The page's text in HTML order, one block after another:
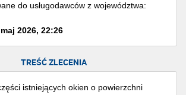
do usługodawców z województwa:
2026, 22:26
TREŚĆ ZLECENIA
istniejących okien o powierzchni